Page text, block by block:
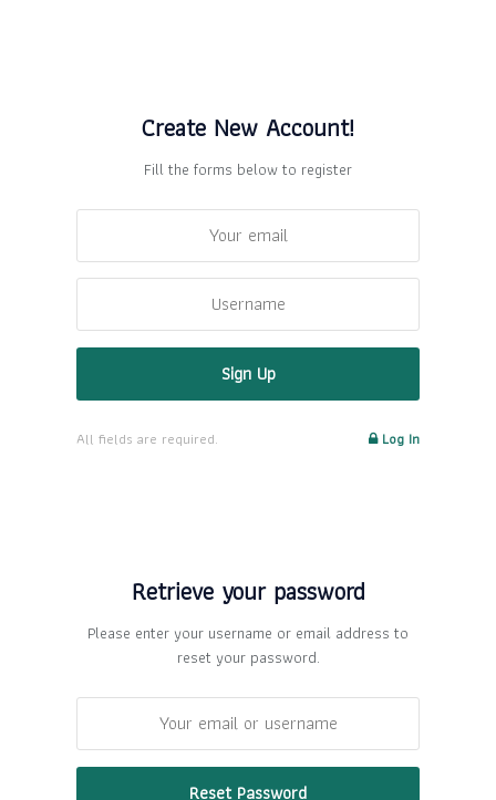
Create New Account!
Fill the forms below to register
All fields are required. Log In
Retrieve your password
Please enter your username or email address to
reset your password.